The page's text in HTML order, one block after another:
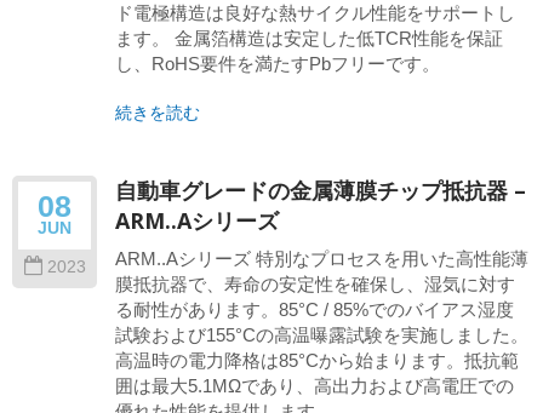
ド電極構造は良好な熱サイクル性能をサポートし
ます。 金属箔構造は安定した低TCR性能を保証
し、RoHS要件を満たすPbフリーです。
続きを読む
08
JUN
2023
自動車グレードの金属薄膜チップ抵抗器 –
ARM..Aシリーズ
ARM..Aシリーズ 特別なプロセスを用いた高性能薄
膜抵抗器で、寿命の安定性を確保し、湿気に対す
る耐性があります。85°C / 85%でのバイアス湿度
試験および155°Cの高温曝露試験を実施しました。
高温時の電力降格は85°Cから始まります。抵抗範
囲は最大5.1MΩであり、高出力および高電圧での